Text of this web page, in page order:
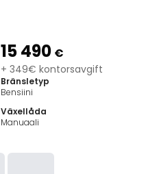
15 490 €
+ 349€ kontorsavgift
Bränsletyp
Bensiini
Växellåda
Manuaali